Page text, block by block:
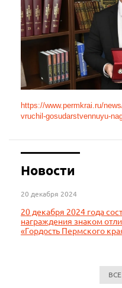
https://www.permkrai.ru/
vruchil-gosudarstvennuyu-
Новости
20 декабря 2024
20 декабря 2024 года
награждения знаком
«Гордость Пермского